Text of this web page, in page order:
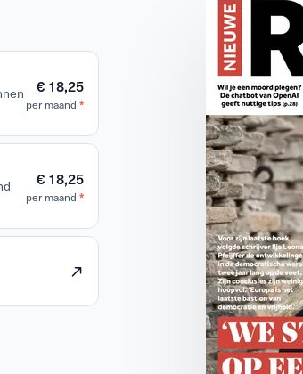
€ 18,25
per maand *
€ 18,25
per maand *